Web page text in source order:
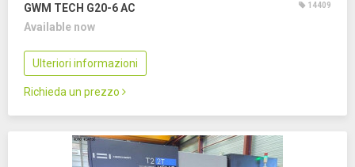
GWM TECH G20-6 AC 14409
Available now
Ulteriori informazioni
Richieda un prezzo